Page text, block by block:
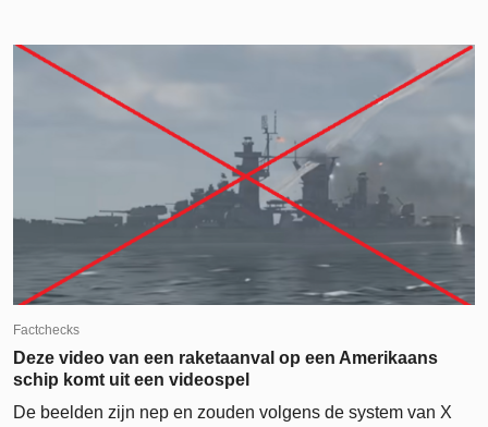
Factchecks
Deze video van een raketaanval op een Amerikaans
schip komt uit een videospel
De beelden zijn nep en zouden volgens de system van X